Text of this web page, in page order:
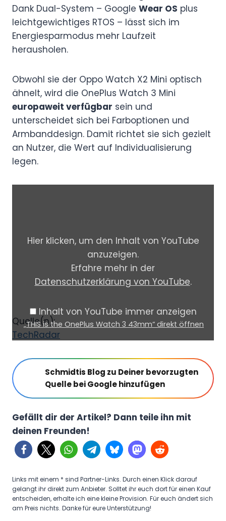
Dank Dual-System – Google Wear OS plus
leichtgewichtiges RTOS – lässt sich im
Energiesparmodus mehr Laufzeit
herausholen.
Obwohl sie der Oppo Watch X2 Mini optisch
ähnelt, wird die OnePlus Watch 3 Mini
europaweit verfügbar sein und
unterscheidet sich bei Farboptionen und
Armbanddesign. Damit richtet sie sich gezielt
an Nutzer, die Wert auf Individualisierung
legen.
S
i
t
e
e
P
l
s
a
t
c
h
3
Hier klicken, um den Inhalt von YouTube
anzuzeigen.
Erfahre mehr in der
Datenschutzerklärung von YouTube.
Inhalt von YouTube immer anzeigen
„THIS is the OnePlus Watch 3 43mm“ direkt öffnen
Quelle(n):
TechRadar
Schmidtis Blog zu Deiner bevorzugten
Quelle bei Google hinzufügen
Gefällt dir der Artikel? Dann teile ihn mit
deinen Freunden!
Links mit einem * sind Partner-Links. Durch einen Klick darauf
gelangt ihr direkt zum Anbieter. Solltet ihr euch dort für einen Kauf
entscheiden, erhalte ich eine kleine Provision. Für euch ändert sich
am Preis nichts. Danke für eure Unterstützung!